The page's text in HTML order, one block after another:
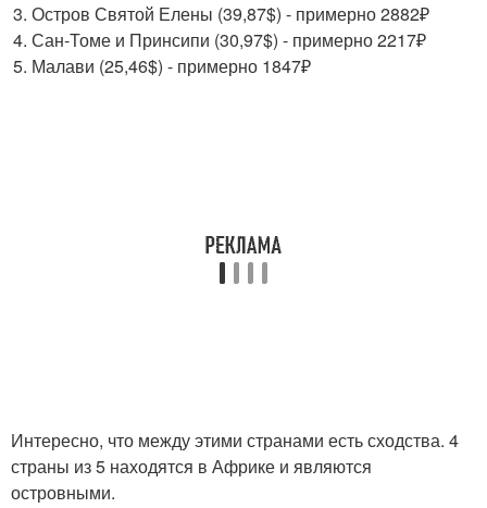
Остров Святой Елены (39,87$) - примерно 2882₽
Сан-Томе и Принсипи (30,97$) - примерно 2217₽
Малави (25,46$) - примерно 1847₽
Интересно, что между этими странами есть сходства. 4
страны из 5 находятся в Африке и являются
островными.